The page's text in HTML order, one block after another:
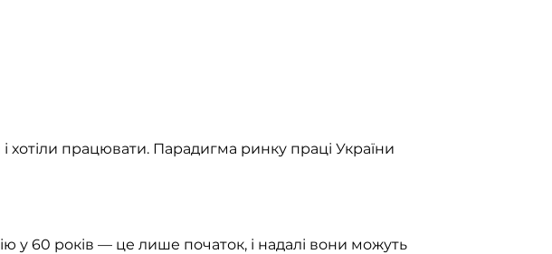
працювати. Парадигма ринку праці України
у 60 років — це лише початок, і надалі вони можуть